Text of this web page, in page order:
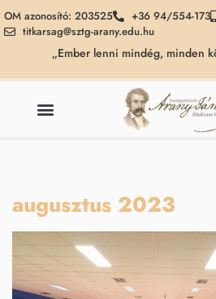
OM azonosító: 203525 +36 94/554-173
titkarsag@sztg-arany.edu.hu
„Ember lenni mindég, minden
augusztus 2023